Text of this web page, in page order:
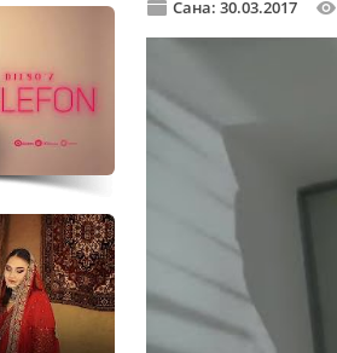
Сана: 30.03.2017